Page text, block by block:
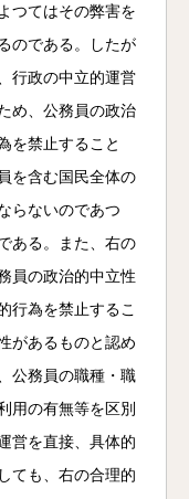
つてはその弊害を
のである。したが
行政の中立的運営
め、公務員の政治
を禁止すること
を含む国民全体の
らないのであつ
ある。また、右の
員の政治的中立性
行為を禁止するこ
があるものと認め
公務員の職種・職
用の有無等を区別
営を直接、具体的
ても、右の合理的